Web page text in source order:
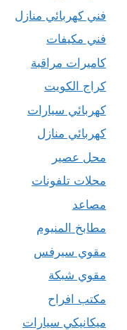
فني كهربائي منازل
فني مكيفات
كاميرات مراقبة
كراج الكويت
كهربائي سيارات
كهربائي منازل
محل عصير
محلات تلفونات
مصاعد
مطابخ المنيوم
مقوي سيرفس
مقوي شبكة
مكتب افراح
ميكانيكي سيارات